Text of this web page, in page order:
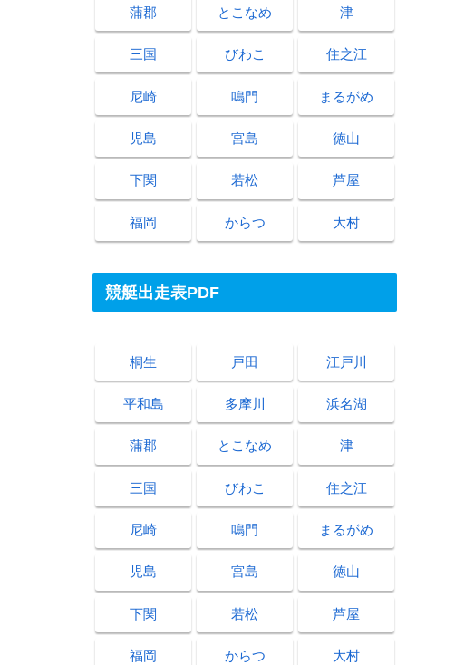
蒲郡 とこなめ 津
三国 びわこ 住之江
尼崎 鳴門 まるがめ
児島 宮島 徳山
下関 若松 芦屋
福岡 からつ 大村
競艇出走表PDF
桐生 戸田 江戸川
平和島 多摩川 浜名湖
蒲郡 とこなめ 津
三国 びわこ 住之江
尼崎 鳴門 まるがめ
児島 宮島 徳山
下関 若松 芦屋
福岡 からつ 大村